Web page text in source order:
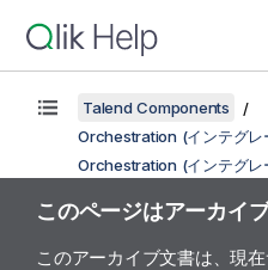
Talend Components
Orchestration (インテグレ
Orchestration (インテグレ
このページはアーカイ
このアーカイブ文書は、現